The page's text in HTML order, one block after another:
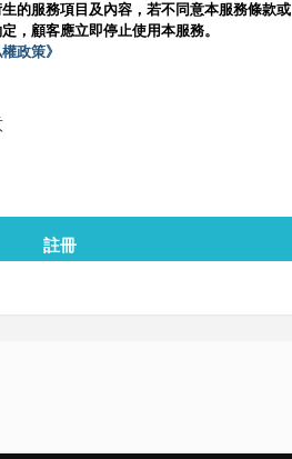
的服務項目及內容，若不同意本服務條款或
，顧客應立即停止使用本服務。
政策》
註冊